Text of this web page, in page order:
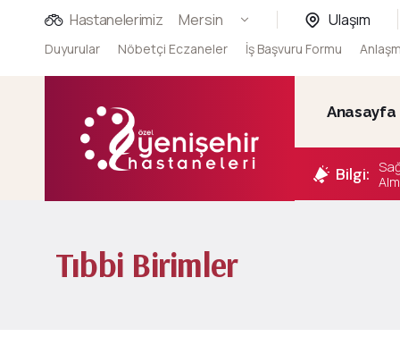
Hastanelerimiz Mersin Ulaşım
Duyurular Nöbetçi Eczaneler İş Başvuru Formu
Anasayfa
Bilgi:
Tıbbi Birimler